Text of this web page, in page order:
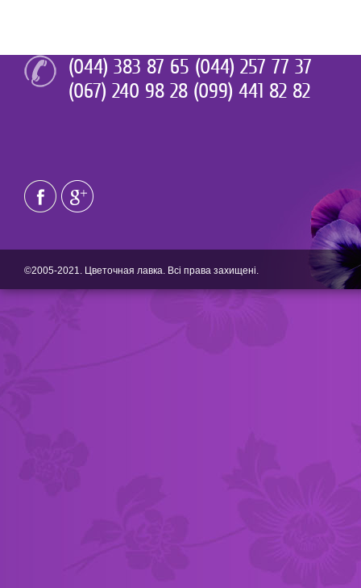
(044) 383 87 65 (044) 257 77 37
(067) 240 98 28 (099) 441 82 82
©2005-2021. Цветочная лавка. Всі права захищені.